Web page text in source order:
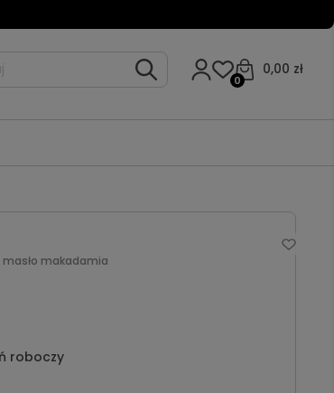
0,00 zł
0
masło makadamia
roboczy